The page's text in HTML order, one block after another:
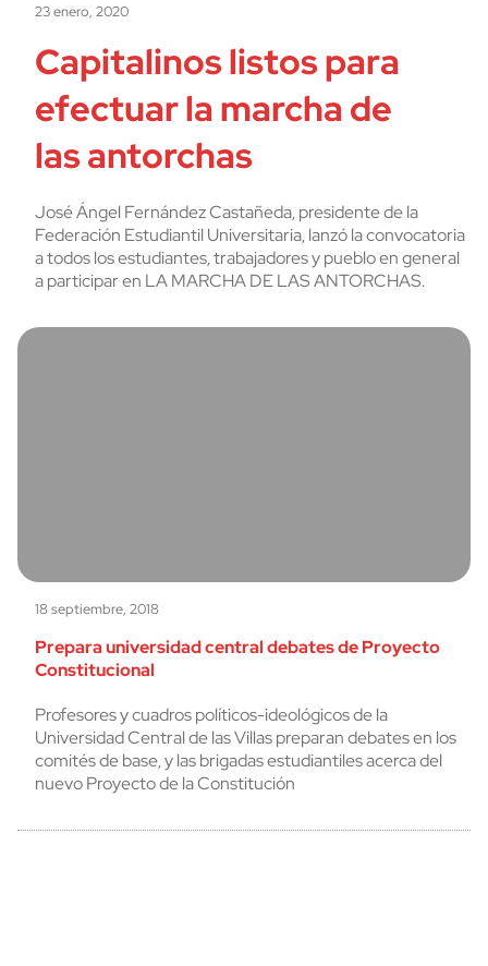
23 enero, 2020
Capitalinos listos para
efectuar la marcha de
las antorchas
José Ángel Fernández Castañeda, presidente de la
Federación Estudiantil Universitaria, lanzó la convocatoria
a todos los estudiantes, trabajadores y pueblo en general
a participar en LA MARCHA DE LAS ANTORCHAS.
18 septiembre, 2018
Prepara universidad central debates de Proyecto
Constitucional
Profesores y cuadros políticos-ideológicos de la
Universidad Central de las Villas preparan debates en los
comités de base, y las brigadas estudiantiles acerca del
nuevo Proyecto de la Constitución